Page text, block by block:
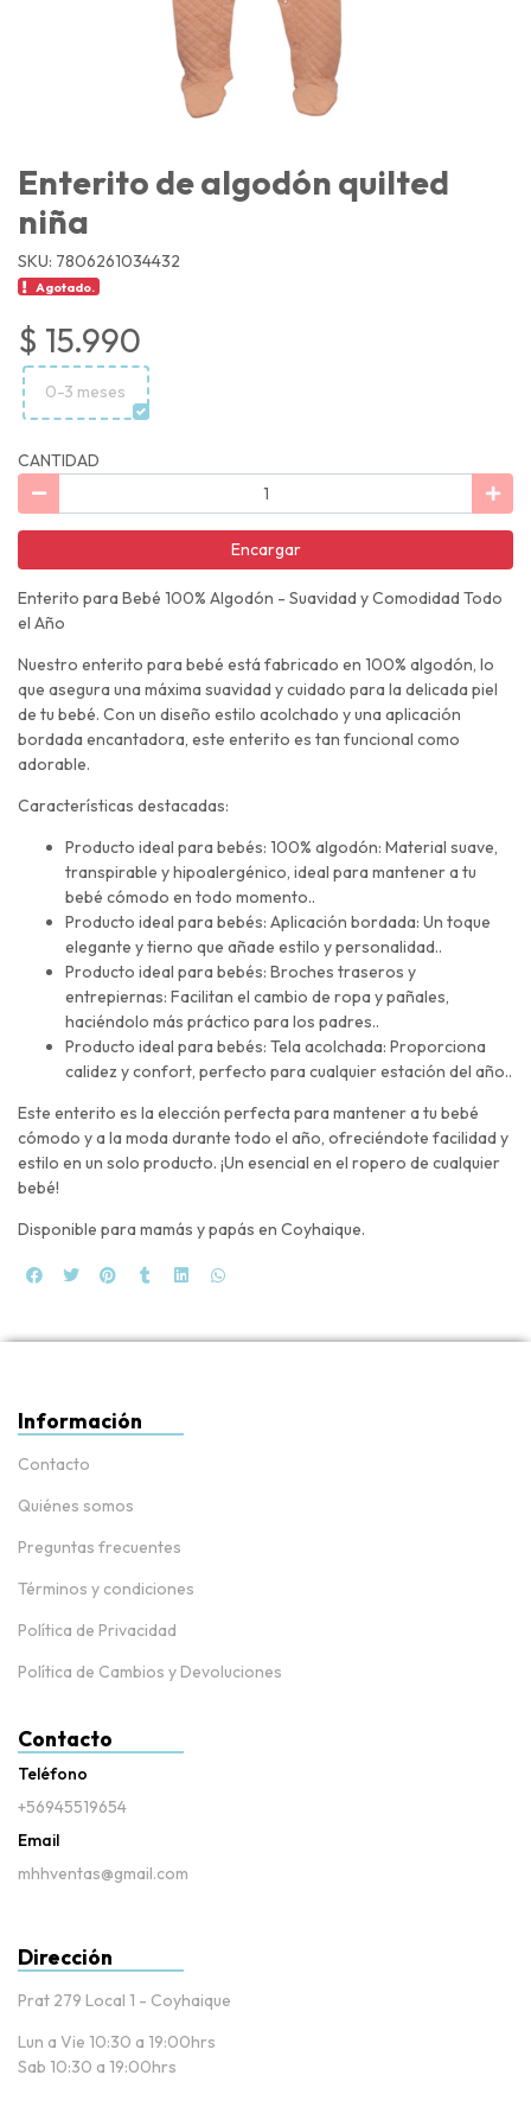
Enterito de algodón quilted
niña
SKU: 7806261034432
Agotado.
$ 15.990
0-3 meses
CANTIDAD
Encargar
Enterito para Bebé 100% Algodón - Suavidad y Comodidad Todo
el Año
Nuestro enterito para bebé está fabricado en 100% algodón, lo
que asegura una máxima suavidad y cuidado para la delicada piel
de tu bebé. Con un diseño estilo acolchado y una aplicación
bordada encantadora, este enterito es tan funcional como
adorable.
Características destacadas:
Producto ideal para bebés: 100% algodón: Material suave,
transpirable y hipoalergénico, ideal para mantener a tu
bebé cómodo en todo momento..
Producto ideal para bebés: Aplicación bordada: Un toque
elegante y tierno que añade estilo y personalidad..
Producto ideal para bebés: Broches traseros y
entrepiernas: Facilitan el cambio de ropa y pañales,
haciéndolo más práctico para los padres..
Producto ideal para bebés: Tela acolchada: Proporciona
calidez y confort, perfecto para cualquier estación del año..
Este enterito es la elección perfecta para mantener a tu bebé
cómodo y a la moda durante todo el año, ofreciéndote facilidad y
estilo en un solo producto. ¡Un esencial en el ropero de cualquier
bebé!
Disponible para mamás y papás en Coyhaique.
Información
Contacto
Quiénes somos
Preguntas frecuentes
Términos y condiciones
Política de Privacidad
Política de Cambios y Devoluciones
Contacto
Teléfono
+56945519654
Email
mhhventas@gmail.com
Dirección
Prat 279 Local 1 - Coyhaique
Lun a Vie 10:30 a 19:00hrs
Sab 10:30 a 19:00hrs